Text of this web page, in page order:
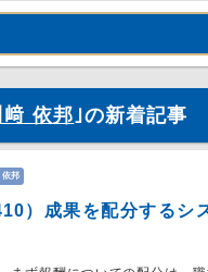
依邦｣の新着記事
依邦
）成果を配分するシ